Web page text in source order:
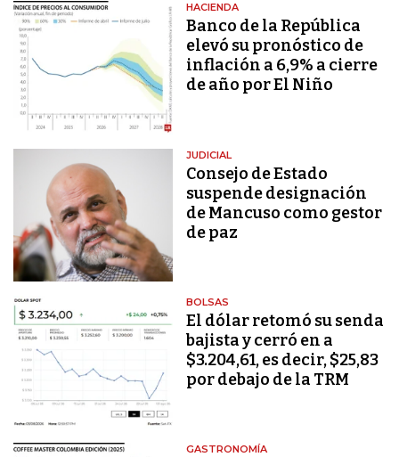
HACIENDA
Banco de la República
elevó su pronóstico de
inflación a 6,9% a cierre
de año por El Niño
JUDICIAL
Consejo de Estado
suspende designación
de Mancuso como gestor
de paz
BOLSAS
El dólar retomó su senda
bajista y cerró en a
$3.204,61, es decir, $25,83
por debajo de la TRM
GASTRONOMÍA